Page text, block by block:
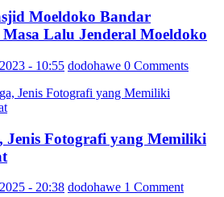
Moeldoko Bandar
Lalu Jenderal Moeldoko
- 10:55 dodohawe 0 Comments
Jenis Fotografi yang Memiliki
- 20:38 dodohawe 1 Comment